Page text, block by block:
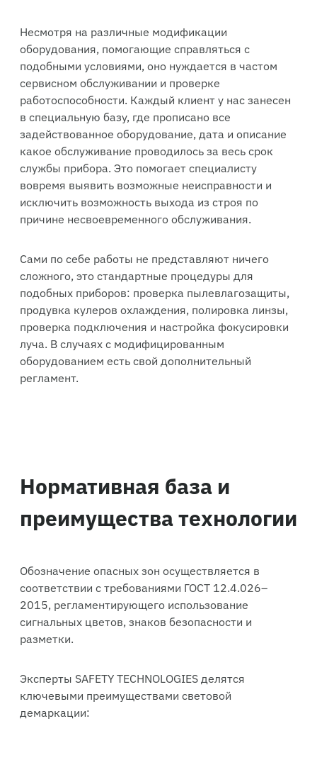
Несмотря на различные модификации
оборудования, помогающие справляться с
подобными условиями, оно нуждается в частом
сервисном обслуживании и проверке
работоспособности. Каждый клиент у нас занесен
в специальную базу, где прописано все
задействованное оборудование, дата и описание
какое обслуживание проводилось за весь срок
службы прибора. Это помогает специалисту
вовремя выявить возможные неисправности и
исключить возможность выхода из строя по
причине несвоевременного обслуживания.
Сами по себе работы не представляют ничего
сложного, это стандартные процедуры для
подобных приборов: проверка пылевлагозащиты,
продувка кулеров охлаждения, полировка линзы,
проверка подключения и настройка фокусировки
луча. В случаях с модифицированным
оборудованием есть свой дополнительный
регламент.
Нормативная база и
преимущества технологии
Обозначение опасных зон осуществляется в
соответствии с требованиями ГОСТ 12.4.026–
2015, регламентирующего использование
сигнальных цветов, знаков безопасности и
разметки.
Эксперты SAFETY TECHNOLOGIES делятся
ключевыми преимуществами световой
демаркации: